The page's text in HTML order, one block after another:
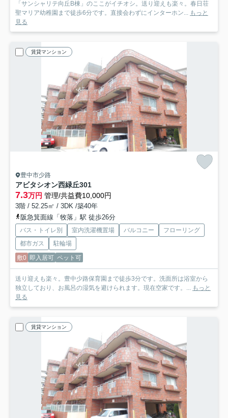
「サンシャリテ向丘B棟」のここがイチオシ。送り迎えも楽々。春日荘
聖マリア幼稚園まで徒歩6分です。直接会わずにインターホン... もっと
見る
賃貸マンション
豊中市少路
アビタシオン西緑丘301
7.3万円 管理/共益費10,000円
3階 / 52.25㎡ / 3DK /築40年
阪急箕面線「牧落」駅 徒歩26分
バス・トイレ別 室内洗濯機置場 バルコニー
フローリング
都市ガス
駐輪場
敷0 即入居可 ペット可
送り迎えも楽々。豊中少路保育園まで徒歩3分です。洗面所は浴室から
独立しており、お風呂の湿気を避けられます。現在空家です。... もっと
見る
賃貸マンション